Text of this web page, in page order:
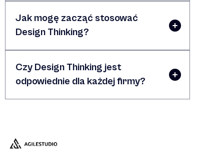
Jak mogę zacząć stosować
Design Thinking?
Czy Design Thinking jest
odpowiednie dla każdej firmy?